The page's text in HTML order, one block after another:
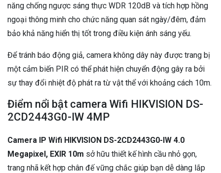
năng chống ngược sáng thực WDR 120dB và tích hợp hồng
ngoại thông minh cho chức năng quan sát ngày/đêm, đảm
bảo khả năng hiển thị tốt trong điều kiện ánh sáng yếu.
Để tránh báo động giả, camera không dây này được trang bị
một cảm biến PIR có thể phát hiện chuyển động gây ra bởi
sự thay đổi nhiệt độ phát ra từ vật thể với khoảng cách 10m.
Điểm nổi bật camera Wifi HIKVISION DS-
2CD2443G0-IW 4MP
Camera IP Wifi HIKVISION DS-2CD2443G0-IW 4.0
Megapixel, EXIR 10m sở hữu thiết kế hình cầu nhỏ gọn,
trang nhã kết hợp chân đế vững chắc giúp bạn dễ dàng lắp